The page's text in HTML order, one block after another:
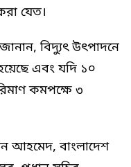
যেত।
বিদ্যুৎ উৎপাদনে
এবং যদি ১০
কমপক্ষে ৩
আহমেদ, বাংলাদেশ